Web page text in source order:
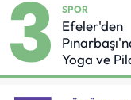
3 SPOR
Efeler'den
Yoga ve
Buluşması